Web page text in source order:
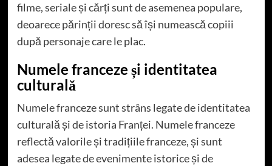
filme, seriale și cărți sunt de asemenea populare,
deoarece părinții doresc să își numească copiii
după personaje care le plac.
Numele franceze și identitatea
culturală
Numele franceze sunt strâns legate de identitatea
culturală și de istoria Franței. Numele franceze
reflectă valorile și tradițiile franceze, și sunt
adesea legate de evenimente istorice și de